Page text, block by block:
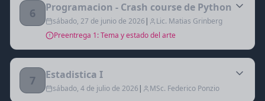
6 Programacion - Crash course de Python
sábado, 27 de junio de 2026 |
Lic. Matias Grinberg
Preentrega 1: Tema y estado del arte
7 Estadistica I
sábado, 4 de julio de 2026 | MSc. Federico Ponzio